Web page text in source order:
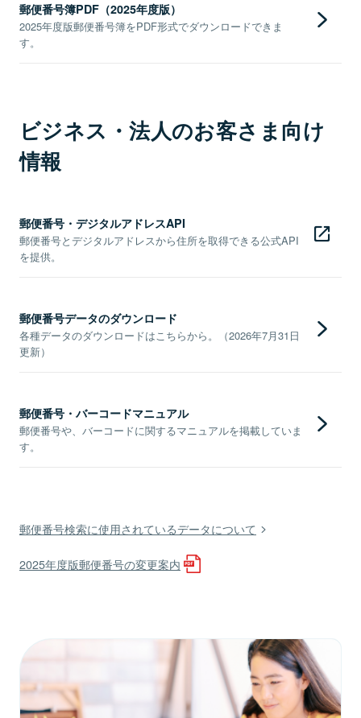
郵便番号簿PDF（2025年度版）
2025年度版郵便番号簿をPDF形式でダウンロードできま
す。
ビジネス・法人のお客さま向け
情報
郵便番号・デジタルアドレスAPI
郵便番号とデジタルアドレスから住所を取得できる公式API
を提供。
郵便番号データのダウンロード
各種データのダウンロードはこちらから。（2026年7月31日
更新）
郵便番号・バーコードマニュアル
郵便番号や、バーコードに関するマニュアルを掲載していま
す。
郵便番号検索に使用されているデータについて
2025年度版郵便番号の変更案内